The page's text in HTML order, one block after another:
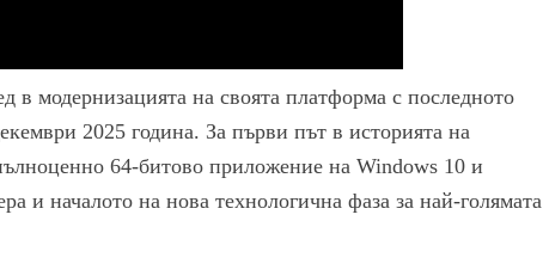
в модернизацията на своята платформа с последното
2025 година. За първи път в историята на
64-битово приложение на Windows 10 и
и началото на нова технологична фаза за най-голямата